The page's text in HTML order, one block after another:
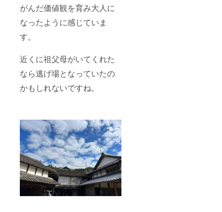
がんだ価値観を育み大人に
なったように感じていま
す。
近くに祖父母がいてくれた
なら逃げ場となっていたの
かもしれないですね。